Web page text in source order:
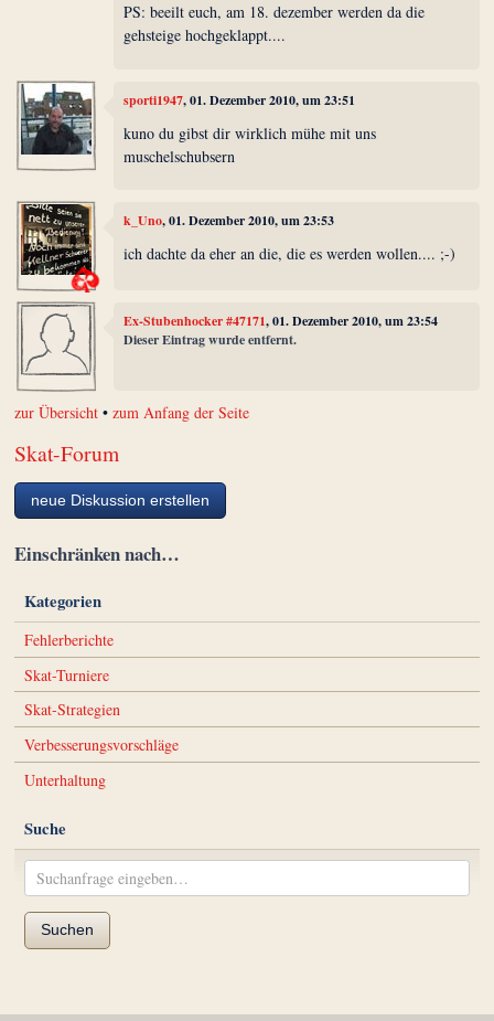
PS: beeilt euch, am 18. dezember werden da die
gehsteige hochgeklappt....
sporti1947, 01. Dezember 2010, um 23:51
kuno du gibst dir wirklich mühe mit uns
muschelschubsern
k_Uno, 01. Dezember 2010, um 23:53
ich dachte da eher an die, die es werden wollen.... ;-)
Ex-Stubenhocker #47171, 01. Dezember 2010, um 23:54
Dieser Eintrag wurde entfernt.
zur Übersicht •zum Anfang der Seite
Skat-Forum
neue Diskussion erstellen
Einschränken nach…
Kategorien
Fehlerberichte
Skat-Turniere
Skat-Strategien
Verbesserungsvorschläge
Unterhaltung
Suche
Suchen